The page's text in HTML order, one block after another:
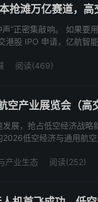
抢滩万亿赛道，
”正密集敲响。 如果要
港股 IPO 申请，亿航智
阅读(469)
产业展览会（高
展，抢占低空经济战
2026低空经济与通用航
产业生态 阅读(252)